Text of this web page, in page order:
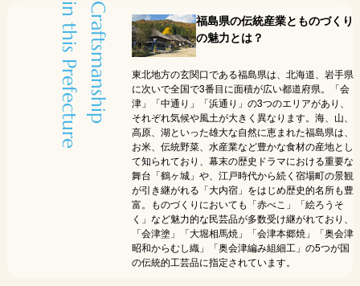
Craftsmanship
in this Prefecture
福島県の伝統産業とものづくり
の魅力とは？
東北地方の玄関口である福島県は、北海道、岩手県
に次いで全国で3番目に面積が広い都道府県。「会
津」「中通り」「浜通り」の3つのエリアがあり、
それぞれ気候や風土が大きく異なります。海、山、
高原、湖といった雄大な自然に恵まれた福島県は、
お米、伝統野菜、水産業など豊かな食材の産地とし
て知られており、幕末の歴史ドラマにおける重要な
舞台「鶴ヶ城」や、江戸時代から続く宿場町の景観
が引き継がれる「大内宿」をはじめ歴史的名所も豊
富。ものづくりにおいても「赤べこ」「絵ろうそ
く」など魅力的な民芸品が多数受け継がれており、
「会津塗」「大堀相馬焼」「会津本郷焼」「奥会津
昭和からむし織」「奥会津編み組細工」の5つが国
の伝統的工芸品に指定されています。